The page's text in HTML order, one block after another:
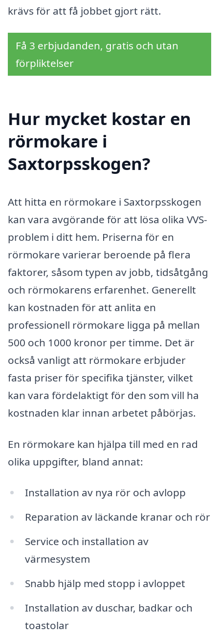
krävs för att få jobbet gjort rätt.
Få 3 erbjudanden, gratis och utan
förpliktelser
Hur mycket kostar en
rörmokare i
Saxtorpsskogen?
Att hitta en rörmokare i Saxtorpsskogen
kan vara avgörande för att lösa olika VVS-
problem i ditt hem. Priserna för en
rörmokare varierar beroende på flera
faktorer, såsom typen av jobb, tidsåtgång
och rörmokarens erfarenhet. Generellt
kan kostnaden för att anlita en
professionell rörmokare ligga på mellan
500 och 1000 kronor per timme. Det är
också vanligt att rörmokare erbjuder
fasta priser för specifika tjänster, vilket
kan vara fördelaktigt för den som vill ha
kostnaden klar innan arbetet påbörjas.
En rörmokare kan hjälpa till med en rad
olika uppgifter, bland annat:
Installation av nya rör och avlopp
Reparation av läckande kranar och rör
Service och installation av
värmesystem
Snabb hjälp med stopp i avloppet
Installation av duschar, badkar och
toastolar